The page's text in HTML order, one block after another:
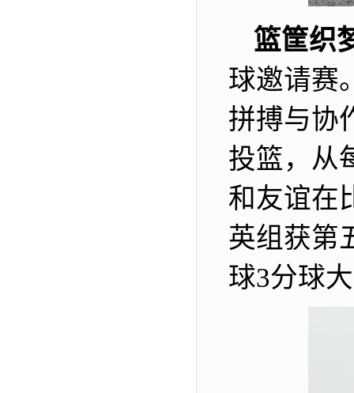
篮筐织
球邀请赛
拼搏与协
投篮，从
和友谊在
英组获第
球3分球